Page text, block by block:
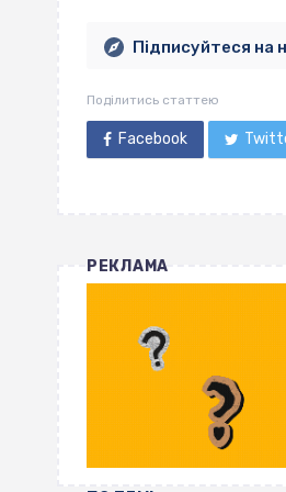
Підписуйтеся на
Поділитись статтею
Facebook
РЕКЛАМА